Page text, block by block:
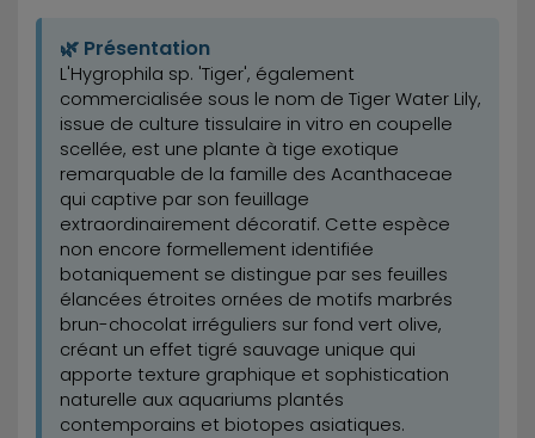
🌿 Présentation
L'Hygrophila sp. 'Tiger', également
commercialisée sous le nom de Tiger Water Lily,
issue de culture tissulaire in vitro en coupelle
scellée, est une plante à tige exotique
remarquable de la famille des Acanthaceae
qui captive par son feuillage
extraordinairement décoratif. Cette espèce
non encore formellement identifiée
botaniquement se distingue par ses feuilles
élancées étroites ornées de motifs marbrés
brun-chocolat irréguliers sur fond vert olive,
créant un effet tigré sauvage unique qui
apporte texture graphique et sophistication
naturelle aux aquariums plantés
contemporains et biotopes asiatiques.